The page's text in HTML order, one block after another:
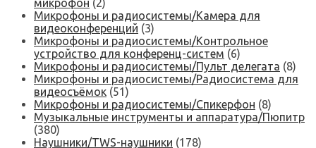
микрофон (2)
Микрофоны и радиосистемы/Камера для
видеоконференций (3)
Микрофоны и радиосистемы/Контрольное
устройство для конференц-систем (6)
Микрофоны и радиосистемы/Пульт делегата (8)
Микрофоны и радиосистемы/Радиосистема для
видеосъёмок (51)
Микрофоны и радиосистемы/Спикерфон (8)
Музыкальные инструменты и аппаратура/Пюпитр
(380)
Наушники/TWS-наушники (178)